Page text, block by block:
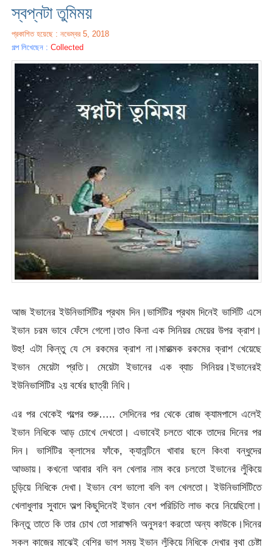
স্বপ্নটা তুমিময়
প্রকাশিত হয়েছে : নভেম্বর 5, 2018
গল্প লিখেছেন :Collected
আজ ইভানের ইউনিভার্সিটির প্রথম দিন।ভার্সিটির প্রথম দিনেই ভার্সিটি এসে
ইভান চরম ভাবে ফেঁসে গেলো।তাও কিনা এক সিনিয়র মেয়ের উপর ক্রাশ।
উহু! এটা কিন্তু যে সে রকমের ক্রাশ না।মারাত্মক রকমের ক্রাশ খেয়েছে
ইভান মেয়েটা প্রতি। মেয়েটা ইভানের এক ব্যাচ সিনিয়র।ইভানেরই
ইউনিভার্সিটির ২য় বর্ষের ছাত্রী নিধি।
এর পর থেকেই গল্পের শুরু….. সেদিনের পর থেকে রোজ ক্যামপাসে এলেই
ইভান নিধিকে আড় চোখে দেখতো। এভাবেই চলতে থাকে তাদের দিনের পর
দিন। ভার্সিটির ক্লাসের ফাঁকে, ক্যানন্টিনে খাবার ছলে কিংবা বন্ধুদের
আড্ডায়। কখনো আবার বলি বল খেলার নাম করে চলতো ইভানের লুঁকিয়ে
চুড়িয়ে নিধিকে দেখা। ইভান বেশ ভালো বলি বল খেলতো। ইউনিভার্সিটিতে
খেলাধুলার সুবাদে অল্প কিছুদিনেই ইভান বেশ পরিচিতি লাভ করে নিয়েছিলো।
কিন্তু তাতে কি তার চোখ তো সারাক্ষনি অনুসরণ করতো অন্য কাউকে।দিনের
সকল কাজের মাঝেই বেশির ভাগ সময় ইভান লুঁকিয়ে নিধিকে দেখার বৃথা চেষ্টা